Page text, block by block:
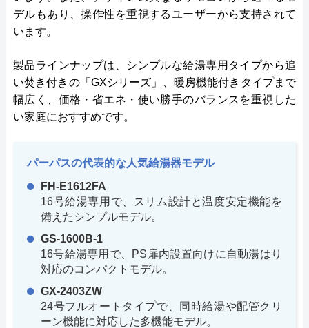
デルもあり、操作性を重視するユーザーから支持されて
います。
製品ラインナップは、シンプルな給湯専用タイプから追
い焚き付きの「GXシリーズ」、暖房機能付きタイプまで
幅広く、価格・省エネ・使い勝手のバランスを重視した
い家庭におすすめです。
パーパスの代表的な人気給湯器モデル
FH-E1612FA
16号給湯専用で、スリム設計と温度安定機能を
備えたシンプルモデル。
GS-1600B-1
16号給湯専用で、PS扉内設置向けに自動湯はり
対応のコンパクトモデル。
GX-2403ZW
24号フルオートタイプで、同時給湯や配管クリ
ーン機能に対応した多機能モデル。